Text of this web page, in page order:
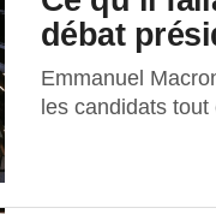
débat
Emmanuel
les candidats